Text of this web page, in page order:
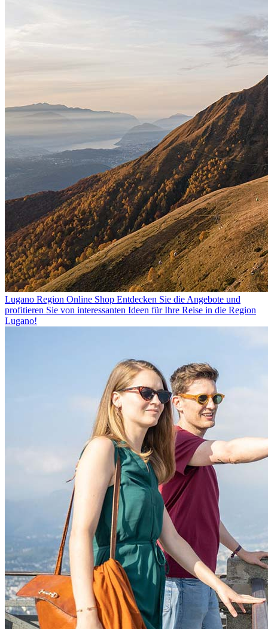
Lugano Region Online Shop Entdecken Sie die Angebote und
profitieren Sie von interessanten Ideen für Ihre Reise in die Region
Lugano!